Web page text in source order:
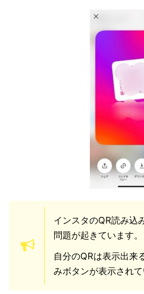
インスタのQR読み込
問題が起きています。
自分のQRは表示出来
みボタンが表示されて